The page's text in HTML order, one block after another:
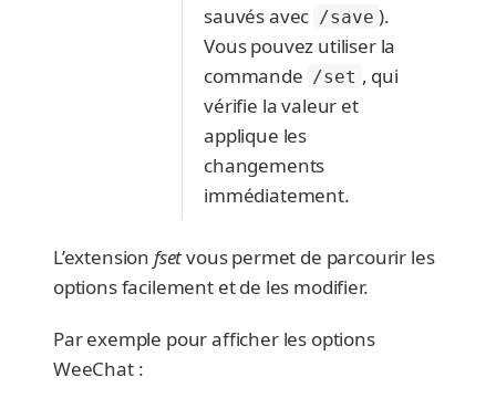
sauvés avec /save ).
Vous pouvez utiliser la
commande /set , qui
vérifie la valeur et
applique les
changements
immédiatement.
L’extension fsetvous permet de parcourir les
options facilement et de les modifier.
Par exemple pour afficher les options
WeeChat :